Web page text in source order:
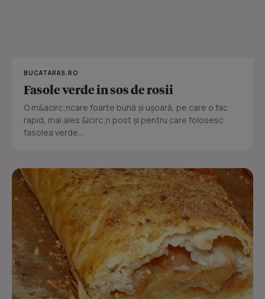
BUCATARAS.RO
Fasole verde in sos de rosii
O m&acirc;ncare foarte bună și ușoară, pe care o fac
rapid, mai ales &icirc;n post și pentru care folosesc
fasolea verde...